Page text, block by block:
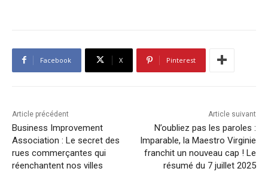
Facebook X Pinterest
Article précédent
Business Improvement
Association : Le secret des
rues commerçantes qui
réenchantent nos villes
Article suivant
N’oubliez pas les paroles :
Imparable, la Maestro Virginie
franchit un nouveau cap ! Le
résumé du 7 juillet 2025